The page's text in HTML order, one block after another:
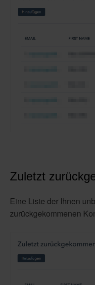
Zuletzt
Eine Liste der Ihnen
zurückgekommenen